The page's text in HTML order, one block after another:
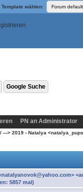
Template wählen:
PN an Administrator
---> 2019› Natalya
5857 mal)